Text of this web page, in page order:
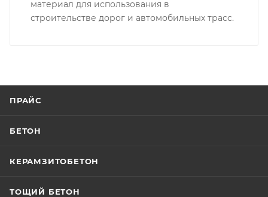
материал для использования в
строительстве дорог и автомобильных трасс.
ПРАЙС
БЕТОН
КЕРАМЗИТОБЕТОН
ТОЩИЙ БЕТОН